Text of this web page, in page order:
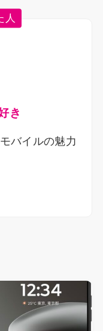
人
き
バイルの魅力